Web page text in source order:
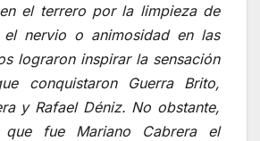
el terrero por la limpieza de
nervio o animosidad en las
lograron inspirar la sensación
conquistaron Guerra Brito,
y Rafael Déniz. No obstante,
que fue Mariano Cabrera el